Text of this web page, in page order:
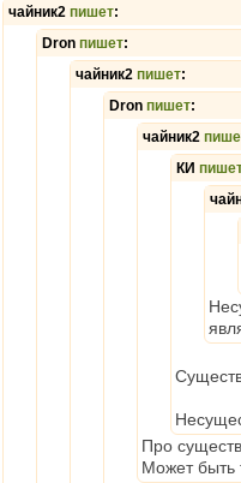
чайник2 пишет:
Dron пишет:
чайник2 пишет:
Dron пишет:
чайник2
КИ
Про
Может быть